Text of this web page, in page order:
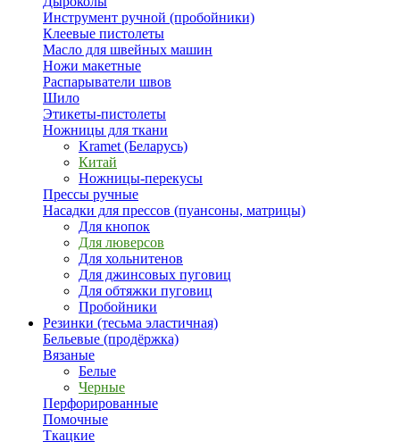
Инструмент ручной (пробойники)
Клеевые пистолеты
Масло для швейных машин
Ножи макетные
Распарыватели швов
Шило
Этикеты-пистолеты
Ножницы для ткани
Kramet (Беларусь)
Китай
Ножницы-перекусы
Прессы ручные
Насадки для прессов (пуансоны, матрицы)
Для кнопок
Для люверсов
Для хольнитенов
Для джинсовых пуговиц
Для обтяжки пуговиц
Пробойники
Резинки (тесьма эластичная)
Бельевые (продёржка)
Вязаные
Белые
Черные
Перфорированные
Помочные
Ткацкие